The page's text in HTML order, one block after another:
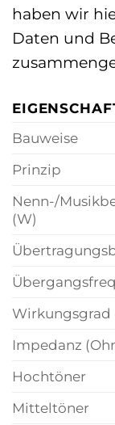
haben wir
Daten und
Bauweise
Prinzip
Nenn-/
(W)
Wirkungsgrad
Impedanz
Hochtöner
Mitteltöner